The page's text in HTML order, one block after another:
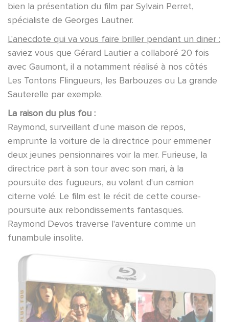
bien la présentation du film par Sylvain Perret,
spécialiste de Georges Lautner.
L'anecdote qui va vous faire briller pendant un diner :
saviez vous que Gérard Lautier a collaboré 20 fois
avec Gaumont, il a notamment réalisé à nos côtés
Les Tontons Flingueurs, les Barbouzes ou La grande
Sauterelle par exemple.
La raison du plus fou :
Raymond, surveillant d'une maison de repos,
emprunte la voiture de la directrice pour emmener
deux jeunes pensionnaires voir la mer. Furieuse, la
directrice part à son tour avec son mari, à la
poursuite des fugueurs, au volant d'un camion
citerne volé. Le film est le récit de cette course-
poursuite aux rebondissements fantasques.
Raymond Devos traverse l'aventure comme un
funambule insolite.